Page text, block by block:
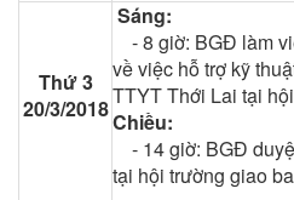
Thứ 3
20/3/2018
Sáng:
- 8 giờ: BGĐ làm
về việc hỗ trợ kỹ
TTYT Thới Lai tại
Chiều:
- 14 giờ: BGĐ
tại hội trường giao